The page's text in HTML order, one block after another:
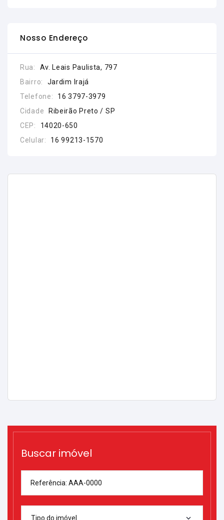
Nosso Endereço
Rua:
Av. Leais Paulista, 797
Bairro:
Jardim Irajá
Telefone:
16 3797-3979
Cidade
Ribeirão Preto / SP
CEP:
14020-650
Celular:
16 99213-1570
Buscar imóvel
Referência: AAA-0000
Tipo do imóvel